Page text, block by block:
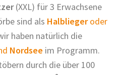
(XXL) für 3 Erwachsene
sind als Halbliegeroder
haben natürlich die
Nordsee im Programm.
durch die über 100